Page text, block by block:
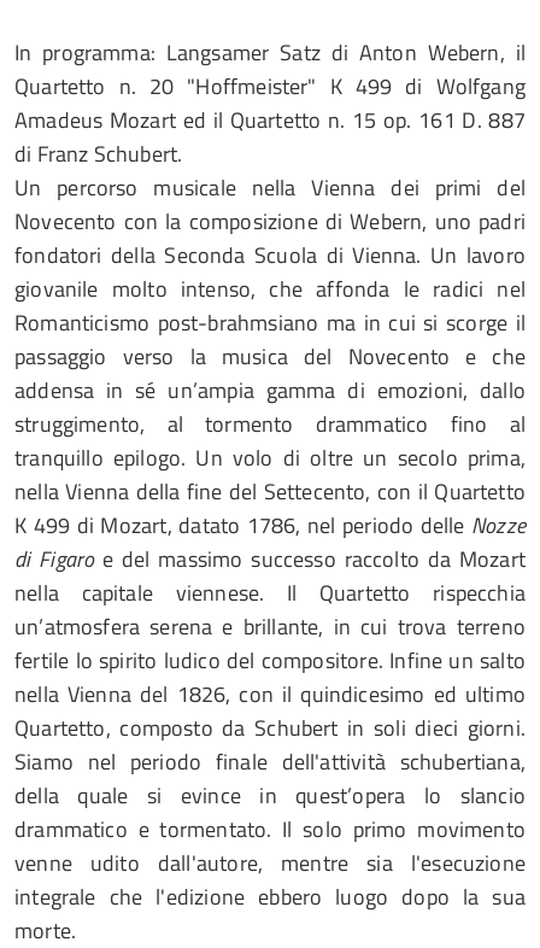
In programma: Langsamer Satz di Anton Webern, il
Quartetto n. 20 "Hoffmeister" K 499 di Wolfgang
Amadeus Mozart ed il Quartetto n. 15 op. 161 D. 887
di Franz Schubert.
Un percorso musicale nella Vienna dei primi del
Novecento con la composizione di Webern, uno padri
fondatori della Seconda Scuola di Vienna. Un lavoro
giovanile molto intenso, che affonda le radici nel
Romanticismo post-brahmsiano ma in cui si scorge il
passaggio verso la musica del Novecento e che
addensa in sé un’ampia gamma di emozioni, dallo
struggimento, al tormento drammatico fino al
tranquillo epilogo. Un volo di oltre un secolo prima,
nella Vienna della fine del Settecento, con il Quartetto
K 499 di Mozart, datato 1786, nel periodo delle Nozze
di Figaroe del massimo successo raccolto da Mozart
nella capitale viennese. Il Quartetto rispecchia
un’atmosfera serena e brillante, in cui trova terreno
fertile lo spirito ludico del compositore. Infine un salto
nella Vienna del 1826, con il quindicesimo ed ultimo
Quartetto, composto da Schubert in soli dieci giorni.
Siamo nel periodo finale dell'attività schubertiana,
della quale si evince in quest’opera lo slancio
drammatico e tormentato. Il solo primo movimento
venne udito dall'autore, mentre sia l'esecuzione
integrale che l'edizione ebbero luogo dopo la sua
morte.